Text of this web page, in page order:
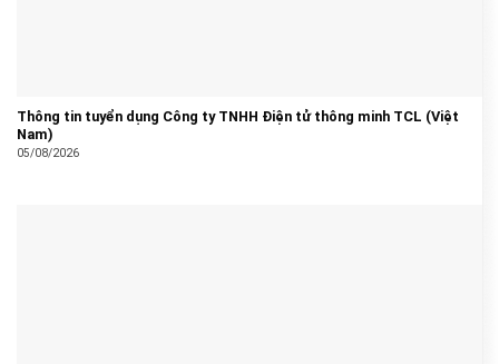
Thông tin tuyển dụng Công ty TNHH Điện tử thông minh TCL (Việt
Nam)
05/08/2026